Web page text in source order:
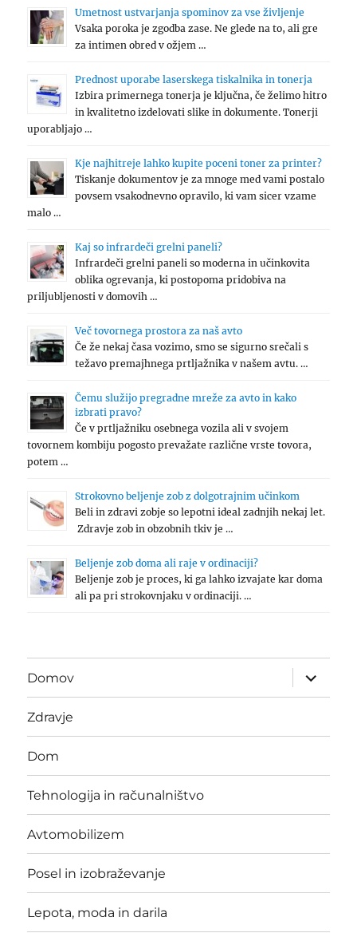
Umetnost ustvarjanja spominov za vse življenje
Vsaka poroka je zgodba zase. Ne glede na to, ali gre
za intimen obred v ožjem …
Prednost uporabe laserskega tiskalnika in tonerja
Izbira primernega tonerja je ključna, če želimo hitro
in kvalitetno izdelovati slike in dokumente. Tonerji
uporabljajo …
Kje najhitreje lahko kupite poceni toner za printer?
Tiskanje dokumentov je za mnoge med vami postalo
povsem vsakodnevno opravilo, ki vam sicer vzame
malo …
Kaj so infrardeči grelni paneli?
Infrardeči grelni paneli so moderna in učinkovita
oblika ogrevanja, ki postopoma pridobiva na
priljubljenosti v domovih …
Več tovornega prostora za naš avto
Če že nekaj časa vozimo, smo se sigurno srečali s
težavo premajhnega prtljažnika v našem avtu. …
Čemu služijo pregradne mreže za avto in kako
izbrati pravo?
Če v prtljažniku osebnega vozila ali v svojem
tovornem kombiju pogosto prevažate različne vrste tovora,
potem …
Strokovno beljenje zob z dolgotrajnim učinkom
Beli in zdravi zobje so lepotni ideal zadnjih nekaj let.
Zdravje zob in obzobnih tkiv je …
Beljenje zob doma ali raje v ordinaciji?
Beljenje zob je proces, ki ga lahko izvajate kar doma
ali pa pri strokovnjaku v ordinaciji. …
Domov
expand
child
menu
Zdravje
Dom
Tehnologija in računalništvo
Avtomobilizem
Posel in izobraževanje
Lepota, moda in darila